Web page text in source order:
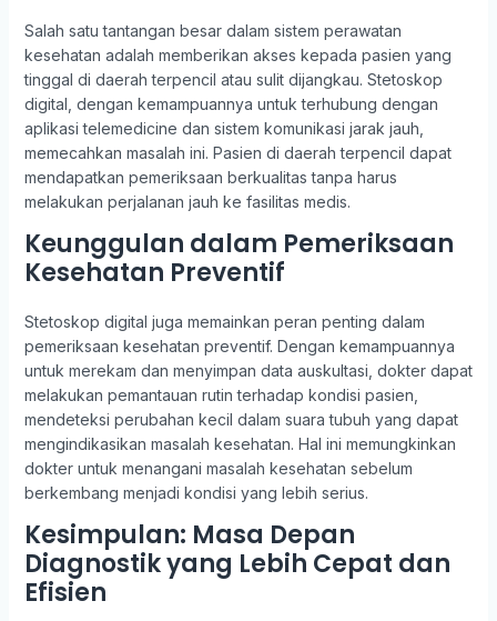
Salah satu tantangan besar dalam sistem perawatan
kesehatan adalah memberikan akses kepada pasien yang
tinggal di daerah terpencil atau sulit dijangkau. Stetoskop
digital, dengan kemampuannya untuk terhubung dengan
aplikasi telemedicine dan sistem komunikasi jarak jauh,
memecahkan masalah ini. Pasien di daerah terpencil dapat
mendapatkan pemeriksaan berkualitas tanpa harus
melakukan perjalanan jauh ke fasilitas medis.
Keunggulan dalam Pemeriksaan
Kesehatan Preventif
Stetoskop digital juga memainkan peran penting dalam
pemeriksaan kesehatan preventif. Dengan kemampuannya
untuk merekam dan menyimpan data auskultasi, dokter dapat
melakukan pemantauan rutin terhadap kondisi pasien,
mendeteksi perubahan kecil dalam suara tubuh yang dapat
mengindikasikan masalah kesehatan. Hal ini memungkinkan
dokter untuk menangani masalah kesehatan sebelum
berkembang menjadi kondisi yang lebih serius.
Kesimpulan: Masa Depan
Diagnostik yang Lebih Cepat dan
Efisien